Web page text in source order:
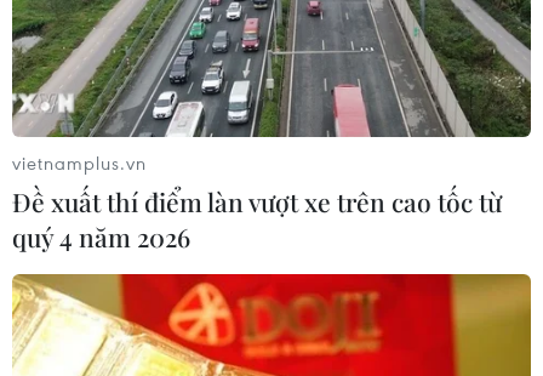
#Trần Lưu Quang
#Đại lễ Phật đản
#Phật lịch 2567
#Chùa Hàm Long
#Chùa Phật Tích Bắc Ninh
Theo dõi VietnamPlus
vietnamplus.vn
Đề xuất thí điểm làn vượt xe trên cao tốc từ
quý 4 năm 2026